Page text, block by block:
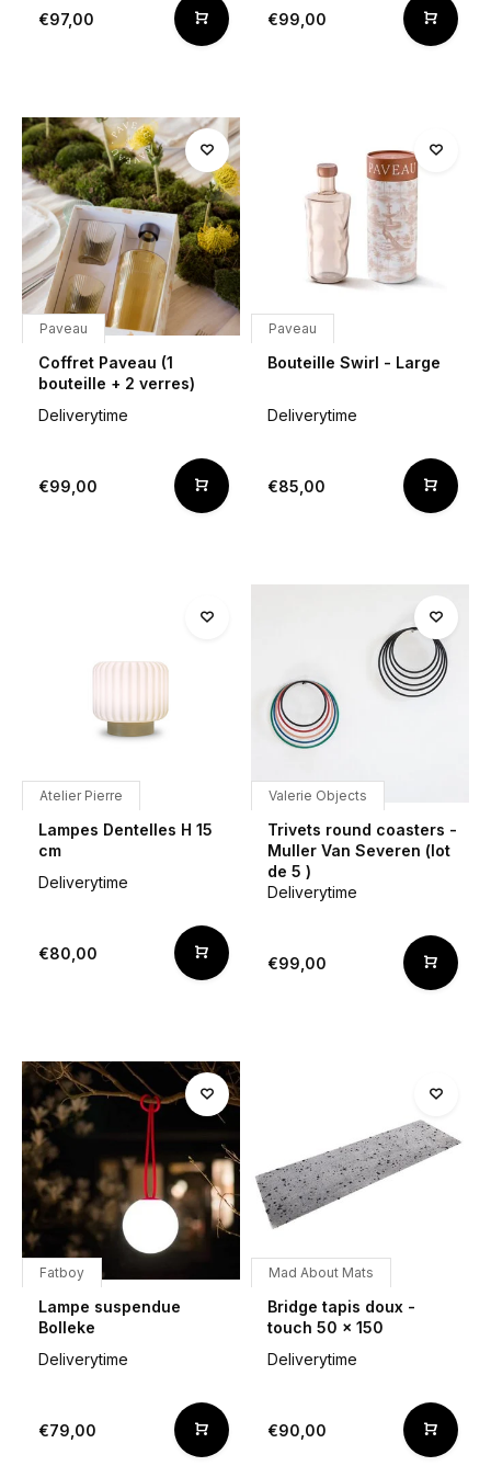
€97,00 €99,00
Paveau
Coffret Paveau (1
bouteille + 2 verres)
Deliverytime
€99,00
Paveau
Bouteille Swirl - Large
Deliverytime
€85,00
Atelier Pierre
Lampes Dentelles H 15
cm
Deliverytime
€80,00
Valerie Objects
Trivets round coasters -
Muller Van Severen (lot
de 5 )
Deliverytime
€99,00
Fatboy
Lampe suspendue
Bolleke
Deliverytime
€79,00
Mad About Mats
Bridge tapis doux -
touch 50 x 150
Deliverytime
€90,00